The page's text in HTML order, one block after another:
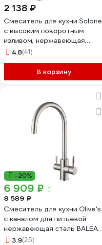
2 138 ₽
Смеситель для кухни Solone
с высоким поворотным
изливом, нержавеющая
сталь EZA4-B090
4.8(41)
В корзину
-20%
6 909 ₽
8 589 ₽
Смеситель для кухни Olive's
с каналом для питьевой
нержавеющая сталь BALEAR
13445BL
3.9(25)